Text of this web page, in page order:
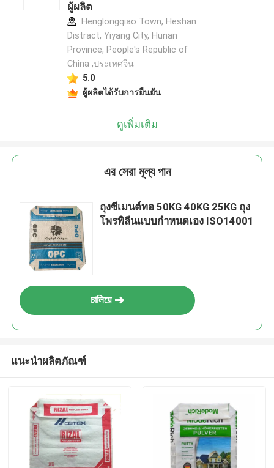
ผู้ผลิต
Henglongqiao Town, Heshan
Distract, Yiyang City, Hunan
Province, People's Republic of
China ,ประเทศจีน
5.0
ผู้ผลิตได้รับการยืนยัน
ดูเพิ่มเติม
এর সেরা মূল্য পান
ถุงซีเมนต์ทอ 50KG 40KG 25KG ถุง
โพรพิลีนแบบกำหนดเอง ISO14001
চালিয়ে
แนะนำผลิตภัณฑ์